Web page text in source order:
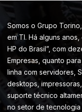
Somos o Grupo
em TI. Há alguns
HP do Brasil”, com
Empresas, quanto
linha com servidores,
desktops,
suporte técnico
no setor de